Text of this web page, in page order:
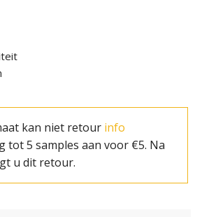
kan niet retour info
tot 5 samples aan voor €5. Na
u dit retour.